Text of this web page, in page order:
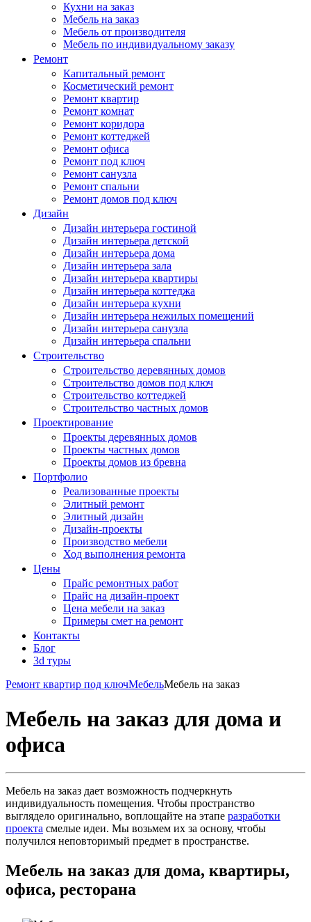
Кухни на заказ
Мебель на заказ
Мебель от производителя
Мебель по индивидуальному заказу
Ремонт
Капитальный ремонт
Косметический ремонт
Ремонт квартир
Ремонт комнат
Ремонт коридора
Ремонт коттеджей
Ремонт офиса
Ремонт под ключ
Ремонт санузла
Ремонт спальни
Ремонт домов под ключ
Дизайн
Дизайн интерьера гостиной
Дизайн интерьера детской
Дизайн интерьера дома
Дизайн интерьера зала
Дизайн интерьера квартиры
Дизайн интерьера коттеджа
Дизайн интерьера кухни
Дизайн интерьера нежилых помещений
Дизайн интерьера санузла
Дизайн интерьера спальни
Строительство
Строительство деревянных домов
Строительство домов под ключ
Строительство коттеджей
Строительство частных домов
Проектирование
Проекты деревянных домов
Проекты частных домов
Проекты домов из бревна
Портфолио
Реализованные проекты
Элитный ремонт
Элитный дизайн
Дизайн-проекты
Производство мебели
Ход выполнения ремонта
Цены
Прайс ремонтных работ
Прайс на дизайн-проект
Цена мебели на заказ
Примеры смет на ремонт
Контакты
Блог
3d туры
Ремонт квартир под ключМебельМебель на заказ
Мебель на заказ для дома и
офиса
Мебель на заказ дает возможность подчеркнуть
индивидуальность помещения. Чтобы пространство
выглядело оригинально, воплощайте на этапе разработки
проекта смелые идеи. Мы возьмем их за основу, чтобы
получился неповторимый предмет в пространстве.
Мебель на заказ для дома, квартиры,
офиса, ресторана